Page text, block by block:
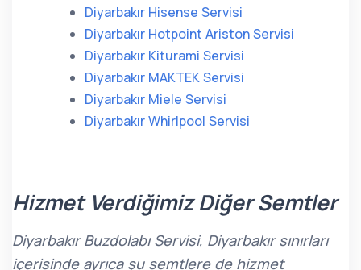
Diyarbakır Hisense Servisi
Diyarbakır Hotpoint Ariston Servisi
Diyarbakır Kiturami Servisi
Diyarbakır MAKTEK Servisi
Diyarbakır Miele Servisi
Diyarbakır Whirlpool Servisi
Hizmet Verdiğimiz Diğer Semtler
Diyarbakır Buzdolabı Servisi, Diyarbakır sınırları
içerisinde ayrıca şu semtlere de hizmet